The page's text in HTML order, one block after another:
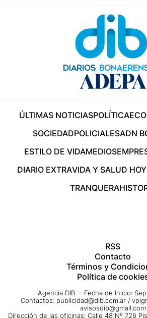
ÚLTIMAS NOTICIASPOLÍTICA
SOCIEDADPOLICIALESADN
ESTILO DE VIDAMEDIOS
DIARIO EXTRAVIDA Y SALUD HOY
TRANQUERA
RSS
Contacto
Términos y
Política de
Agencia DIB - Fecha de Inicio:
Contactos: publicidad@dib.com.ar /
avisosdib@gmail.com
Dirección de las oficinas: Calle 48 Nº 726